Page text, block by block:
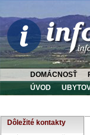
DOMÁCNOSŤ
ÚVOD
Dôležité kontakty